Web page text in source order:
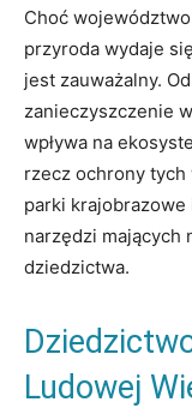
Choć
przyroda wydaje
jest zauważalny.
zanieczyszczenie
wpływa na
rzecz ochrony tych
parki
narzędzi mających
dziedzictwa.
Ludowej